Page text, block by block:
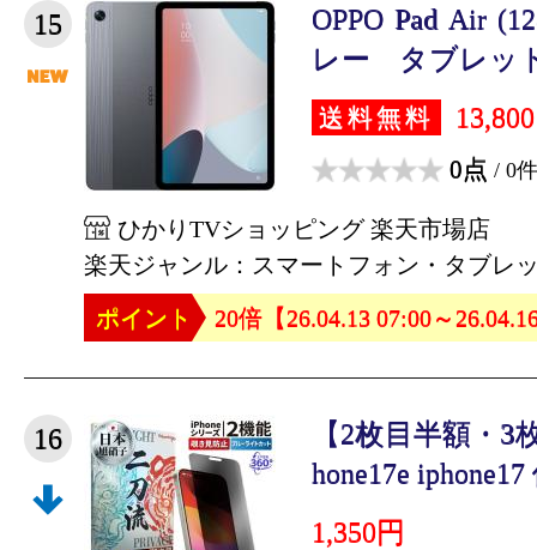
15
OPPO Pad Air
レー タブレッ
送料無料
0点 / 0件
ひかりTVショッピング 楽天市場店
楽天ジャンル：スマートフォン・タブレ
ポイント
20倍【26.04.13 07:00～
16
【2枚目半額・3
hone17e iphone17
1,350円